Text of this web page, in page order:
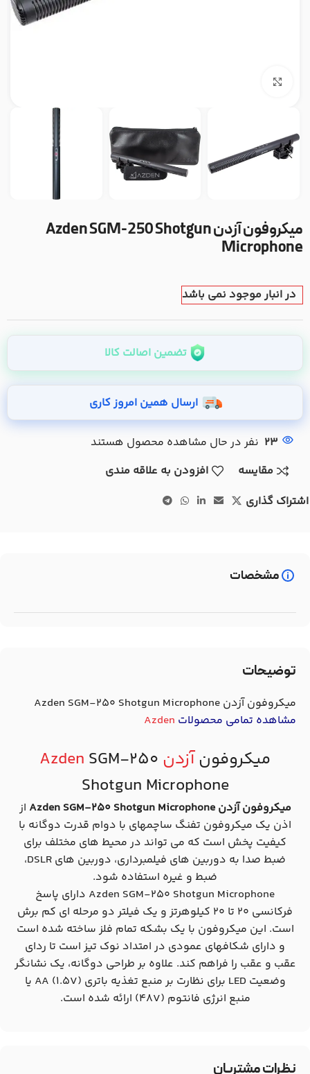
میکروفون آزدن Azden SGM-250 Shotgun
Microphone
در انبار موجود نمی باشد
تضمین اصالت کالا
ارسال همین امروز کاری
23 نفر در حال مشاهده محصول هستند
مقایسه
افزودن به علاقه مندی
اشتراک گذاری
توضیحات
میکروفون آزدن Azden SGM-250 Shotgun Microphone
مشاهده تمامی محصولات Azden
میکروفونآزدن Azden SGM-250
Shotgun Microphone
میکروفون آزدن Azden SGM-250 Shotgun Microphone
از
اذن یک میکروفون تفنگ ساچمهای با دوام قدرت دوگانه با
کیفیت پخش است که می تواند در محیط های مختلف برای
ضبط صدا به دوربین های فیلمبرداری، دوربین های DSLR،
ضبط و غیره استفاده شود.
Azden SGM-250 Shotgun Microphone دارای پاسخ
فرکانسی 20 تا 20 کیلوهرتز و یک فیلتر دو مرحله ای کم برش
است. این میکروفون با یک بشکه تمام فلز ساخته شده است
و دارای شکافهای عمودی در امتداد نوک تیز است تا ردای
عقب و عقب را فراهم کند. علاوه بر طراحی دوگانه، یک نشانگر
وضعیت LED برای نظارت بر منبع تغذیه باتری AA (1.5V) یا
منبع انرژی فانتوم (48V) ارائه شده است.
مشخصات
نظرات مشتریان